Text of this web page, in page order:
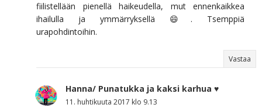
fiilistellään pienellä haikeudella, mut ennenkaikkea
ihailulla ja ymmärryksellä 😄. Tsemppiä
urapohdintoihin.
Vastaa
Hanna/ Punatukka ja kaksi karhua ♥
11. huhtikuuta 2017 klo 9.13